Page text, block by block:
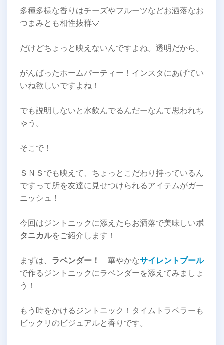
多種多様な香りはチーズやフルーツなどお洒落なお
つまみとも相性抜群💛
だけどちょっと映えないんですよね。透明だから。
がんばったホームパーティー！インスタにあげてい
いね欲しいですよね！
でも説明しないと水飲んでるんだーなんて思われち
ゃう。
そこで！
ＳＮＳでも映えて、ちょっとこだわり持っているん
ですって所を友達に見せつけられるアイテムがガー
ニッシュ！
今回はジントニックに添えたらお洒落で美味しいボ
タニカルをご紹介します！
まずは、 ラベンダー！ 華やかなサイレントプール
で作るジントニックにラベンダーを添えてみましょ
う！
もう時をかけるジントニック！タイムトラベラーも
ビックリのビジュアルと香りです。